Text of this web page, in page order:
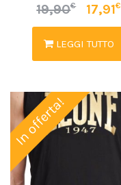
19,90€ 17,91€
LEGGI TUTTO
In offerta!